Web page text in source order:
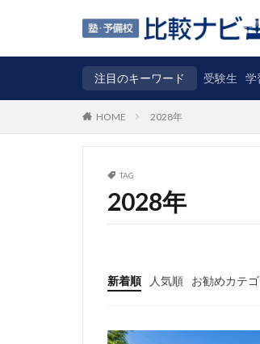
注目のキーワード 受験生 学
HOME 2028年
TAG
2028年
新着順 人気順
お勧めカテゴ
ニュース
自主調査
コラム
カテゴリ